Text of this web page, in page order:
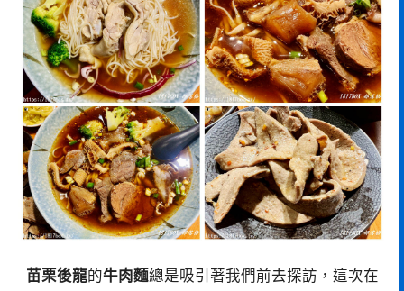
苗栗後龍的牛肉麵總是吸引著我們前去探訪，這次在